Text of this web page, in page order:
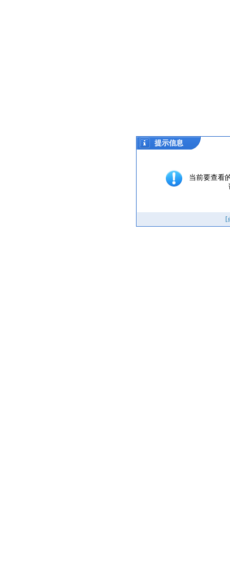
提示信息
当前要查看
[